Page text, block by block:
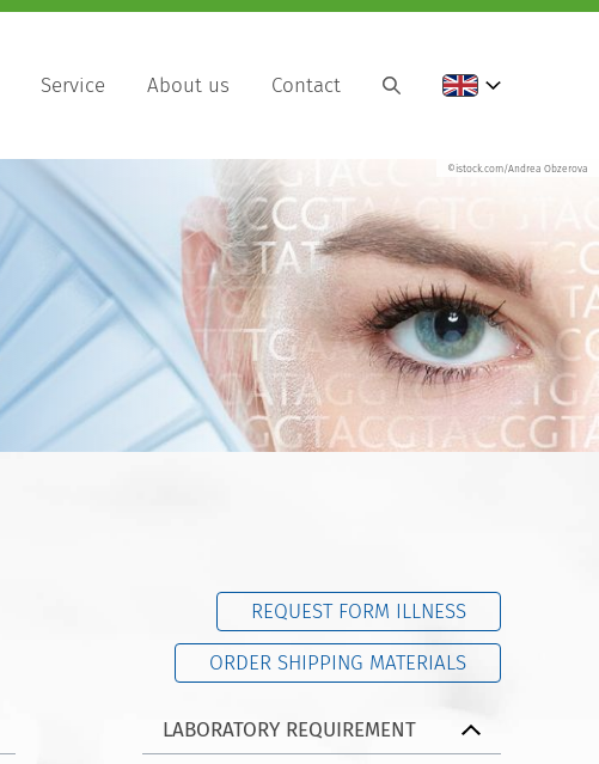
Service About us Contact
©istock.com/Andrea Obzerova
REQUEST FORM ILLNESS
ORDER SHIPPING MATERIALS
LABORATORY REQUIREMENT